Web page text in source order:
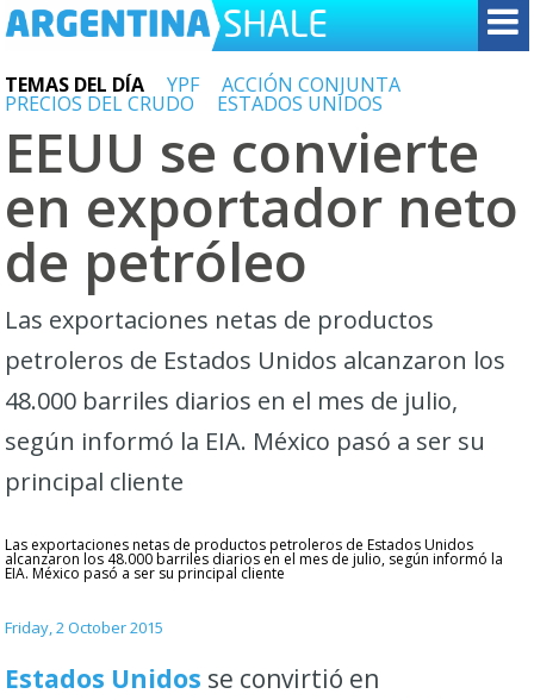
TEMAS DEL DÍA YPF ACCIÓN CONJUNTA
PRECIOS DEL CRUDO ESTADOS UNIDOS
EEUU se convierte
en exportador neto
de petróleo
Las exportaciones netas de productos
petroleros de Estados Unidos alcanzaron los
48.000 barriles diarios en el mes de julio,
según informó la EIA. México pasó a ser su
principal cliente
Las exportaciones netas de productos petroleros de Estados Unidos
alcanzaron los 48.000 barriles diarios en el mes de julio, según informó la
EIA. México pasó a ser su principal cliente
Friday, 2 October 2015
Estados Unidos se convirtió en